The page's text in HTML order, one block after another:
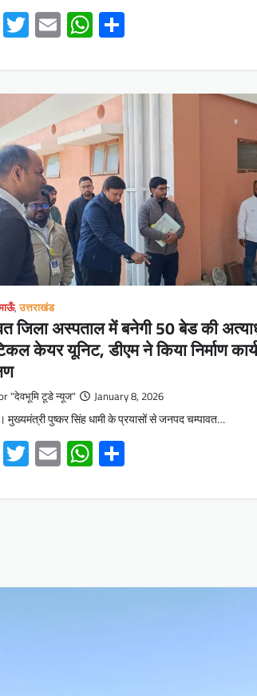
Facebook
Twitter
EmailWhatsApp
,उत्तराखंड
जिला अस्पताल में बनेगी 50 बेड की
केयर यूनिट, डीएम ने किया निर्माण
"देवभूमि टूडे न्यूज" January 8, 2026
मुख्यमंत्री पुष्कर सिंह धामी के प्रयासों से जनपद चम्पावत…
Facebook
Twitter
EmailWhatsApp